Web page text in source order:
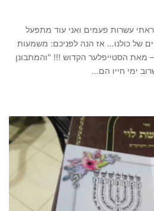
אני קראתי עשרות פעמים ואני עוד מתפעל
של כולנו… אז הנה לפניכם: משמעות
מאת הסטייפלער הקדוש !!! "והמתבונן
ימי חייו הם…